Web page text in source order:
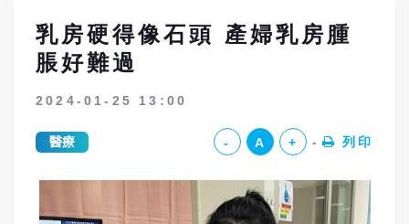
乳房硬得像石頭 產婦乳房腫
脹好難過
2024-01-25 13:00
醫療 - A + 列印